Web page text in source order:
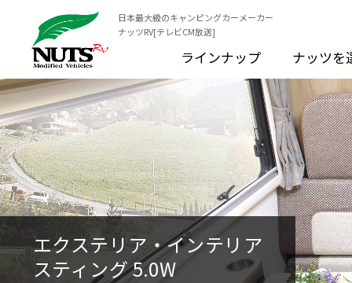
日本最大級のキャンピングカーメーカー
ナッツRV[テレビCM放送]
ラインナップ ナッツを
エクステリア・インテリア
スティング 5.0W